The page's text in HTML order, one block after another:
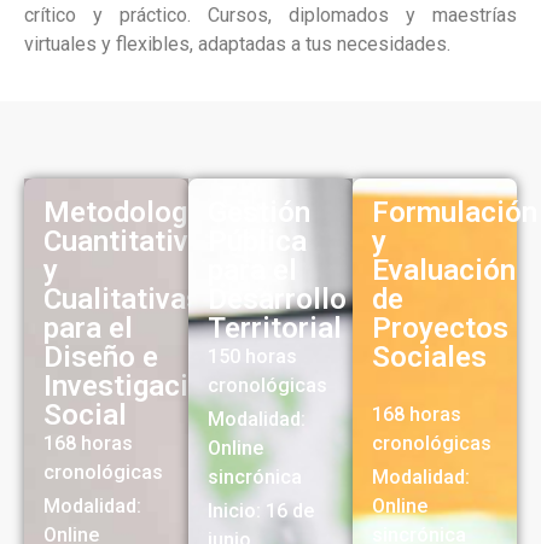
crítico y práctico. Cursos, diplomados y maestrías
virtuales y flexibles, adaptadas a tus necesidades.
Metodologías
Cuantitativas
y
Cualitativas
para el
Diseño e
Investigación
Social
168 horas
cronológicas
Modalidad:
Online
Gestión
Pública
Desarrollo
Territorial
150 horas
cronológicas
Modalidad:
Online
sincrónica
Inicio: 16 de
Formulación
y
Evaluación
de
Proyectos
Sociales
168 horas
cronológicas
Modalidad:
Online